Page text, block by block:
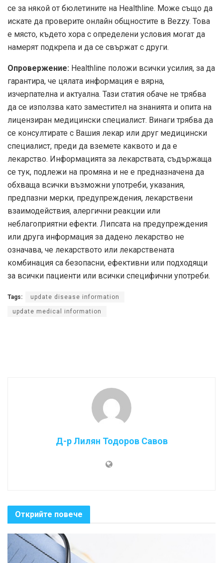
се за някой от бюлетините на Healthline. Може също да
искате да проверите онлайн общностите в Bezzy. Това
е място, където хора с определени условия могат да
намерят подкрепа и да се свържат с други.
Опровержение: Healthline положи всички усилия, за да
гарантира, че цялата информация е вярна,
изчерпателна и актуална. Тази статия обаче не трябва
да се използва като заместител на знанията и опита на
лицензиран медицински специалист. Винаги трябва да
се консултирате с Вашия лекар или друг медицински
специалист, преди да вземете каквото и да е
лекарство. Информацията за лекарствата, съдържаща
се тук, подлежи на промяна и не е предназначена да
обхваща всички възможни употреби, указания,
предпазни мерки, предупреждения, лекарствени
взаимодействия, алергични реакции или
неблагоприятни ефекти. Липсата на предупреждения
или друга информация за дадено лекарство не
означава, че лекарството или лекарствената
комбинация са безопасни, ефективни или подходящи
за всички пациенти или всички специфични употреби.
Tags: update disease information
update medical information
Д-р Лилян Тодоров Савов
Открийте повече